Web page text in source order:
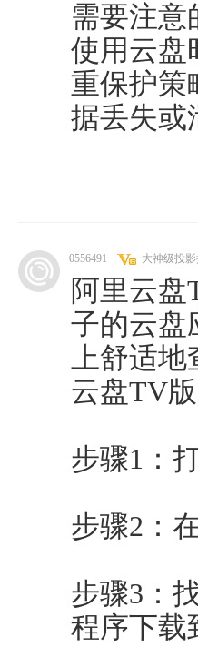
需要注意
使用云盘
重保护策
据丢失或
0556491 大神级投
阿里云
子的云盘
上舒适地
云盘TV
步骤1：
步骤2：
步骤3：
程序下载